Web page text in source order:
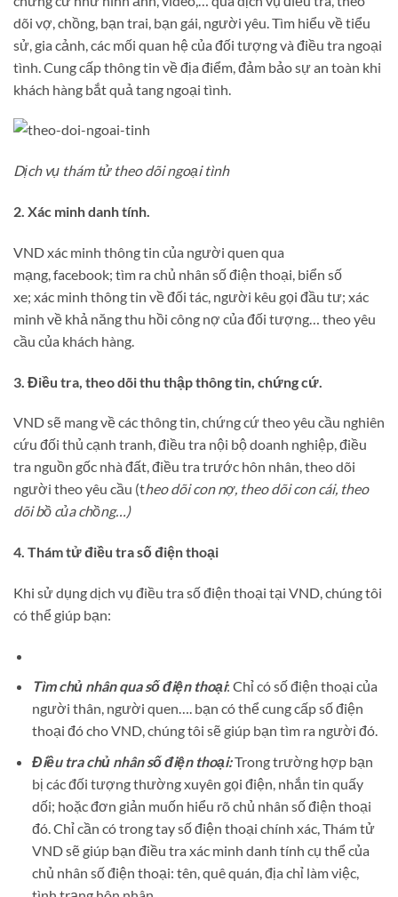
dõi vợ, chồng, bạn trai, bạn gái, người yêu. Tìm hiểu về tiểu
sử, gia cảnh, các mối quan hệ của đối tượng và điều tra ngoại
tình. Cung cấp thông tin về địa điểm, đảm bảo sự an toàn khi
khách hàng bắt quả tang ngoại tình.
Dịch vụ thám tử theo dõi ngoại tình
2. Xác minh danh tính.
VND xác minh thông tin của người quen qua
mạng, facebook; tìm ra chủ nhân số điện thoại, biển số
xe; xác minh thông tin về đối tác, người kêu gọi đầu tư; xác
minh về khả năng thu hồi công nợ của đối tượng… theo yêu
cầu của khách hàng.
3. Điều tra, theo dõi thu thập thông tin, chứng cứ.
VND sẽ mang về các thông tin, chứng cứ theo yêu cầu nghiên
cứu đối thủ cạnh tranh, điều tra nội bộ doanh nghiệp, điều
tra nguồn gốc nhà đất, điều tra trước hôn nhân, theo dõi
người theo yêu cầu (theo dõi con nợ, theo dõi con cái, theo
dõi bồ của chồng…)
4. Thám tử điều tra số điện thoại
Khi sử dụng dịch vụ điều tra số điện thoại tại VND, chúng tôi
có thể giúp bạn:
Tìm chủ nhân qua số điện thoại: Chỉ có số điện thoại của
người thân, người quen…. bạn có thể cung cấp số điện
thoại đó cho VND, chúng tôi sẽ giúp bạn tìm ra người đó.
Điều tra chủ nhân số điện thoại:Trong trường hợp bạn
bị các đối tượng thường xuyên gọi điện, nhắn tin quấy
dối; hoặc đơn giản muốn hiểu rõ chủ nhân số điện thoại
đó. Chỉ cần có trong tay số điện thoại chính xác, Thám tử
VND sẽ giúp bạn điều tra xác minh danh tính cụ thể của
chủ nhân số điện thoại: tên, quê quán, địa chỉ làm việc,